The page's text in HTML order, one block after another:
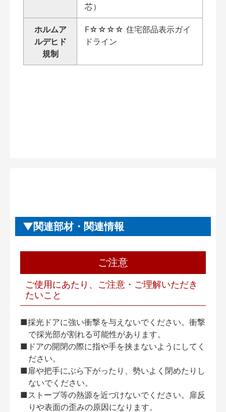
芯）
ホルムア
ルデヒド
規制
F☆☆☆☆ 住宅部品表示ガイ
ドライン
関連部材・関連情報
ご注意
ご使用にあたり、ご注意・ご理解いただき
たいこと
■採光ドアに強い衝撃を与えないでください。衝撃
で採光部が割れる可能性があります。
■ドアの開閉の際に指や手を挟まないようにしてく
ださい。
■扉や把手にぶら下がったり、勢いよく閉めたりし
ないでください。
■ストーブ等の熱源を近づけないでください。扉反
りや表面の歪みの原因になります。